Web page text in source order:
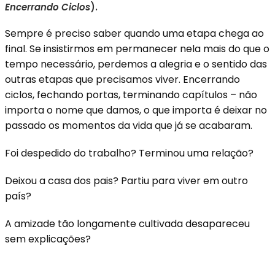
Encerrando Ciclos).
Sempre é preciso saber quando uma etapa chega ao
final. Se insistirmos em permanecer nela mais do que o
tempo necessário, perdemos a alegria e o sentido das
outras etapas que precisamos viver. Encerrando
ciclos, fechando portas, terminando capítulos – não
importa o nome que damos, o que importa é deixar no
passado os momentos da vida que já se acabaram.
Foi despedido do trabalho? Terminou uma relação?
Deixou a casa dos pais? Partiu para viver em outro
país?
A amizade tão longamente cultivada desapareceu
sem explicações?